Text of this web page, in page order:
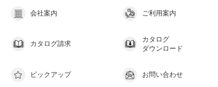
会社案内 ご利用案内
カタログ請求
カタログ
ダウンロード
ピックアップ お問い合わせ